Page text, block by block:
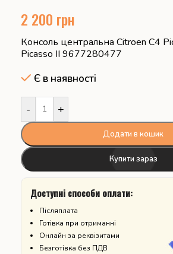
2 200 грн
Консоль центральна Citroen C4
Picasso II 9677280477
Є в наявності
- +
Додати в кошик
Купити зараз
Доступні способи оплати:
Післяплата
Готівка при отриманні
Онлайн за реквізитами
Безготівка без ПДВ